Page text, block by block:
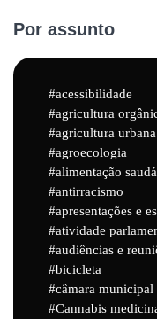
Por assunto
acessibilidade
agricultura
agricultura urbana
agroecologia
alimentação
antirracismo
apresentações e
atividade
audiências e
bicicleta
câmara municipal
Cannabis